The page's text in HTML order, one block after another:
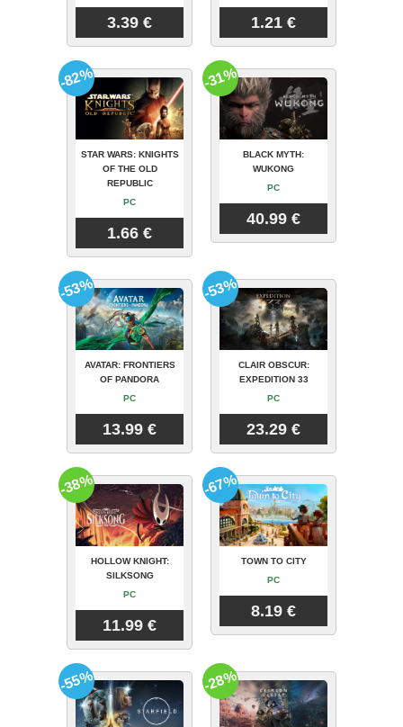
3.39 € 1.21 €
STAR WARS: KNIGHTS
OF THE OLD
REPUBLIC
PC
1.66 €
-82%
BLACK MYTH:
WUKONG
PC
40.99 €
-31%
AVATAR: FRONTIERS
OF PANDORA
PC
13.99 €
-53%
CLAIR OBSCUR:
EXPEDITION 33
PC
23.29 €
-53%
HOLLOW KNIGHT:
SILKSONG
PC
11.99 €
-38%
TOWN TO CITY
PC
8.19 €
-67%
-55% -28%